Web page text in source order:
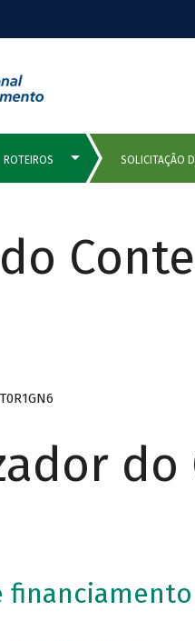
do
financiamento